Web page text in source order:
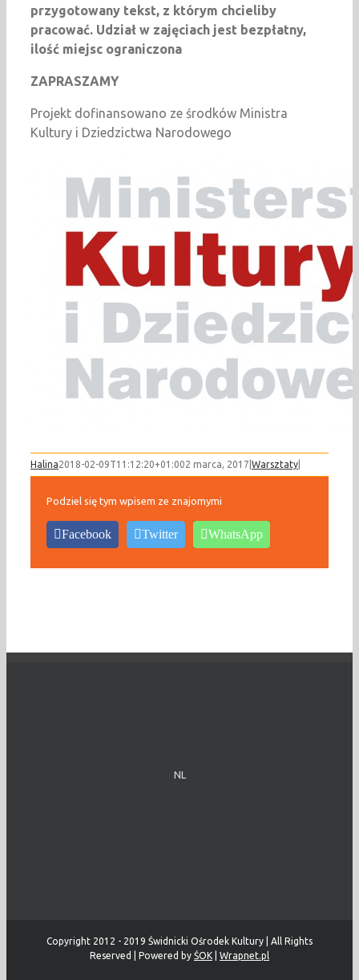
przygotowany tekst, z którym chcieliby
pracować. Udział w zajęciach jest bezpłatny,
ilość miejsc ograniczona
ZAPRASZAMY
Projekt dofinansowano ze środków Ministra
Kultury i Dziedzictwa Narodowego
Halina2018-02-09T11:12:20+01:002 marca, 2017 Warsztaty
Podziel się tym wpisem ze znajomymi
Facebook Twitter WhatsApp
NL
Copyright 2012 - 2019 Świdnicki Ośrodek Kultury | All Rights
Reserved | Powered by ŚOK Wrapnet.pl